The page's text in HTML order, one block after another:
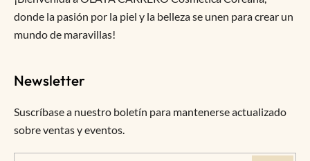
donde la pasión por la piel y la belleza se unen para crear un
mundo de maravillas!
Newsletter
Suscríbase a nuestro boletín para mantenerse actualizado
sobre ventas y eventos.